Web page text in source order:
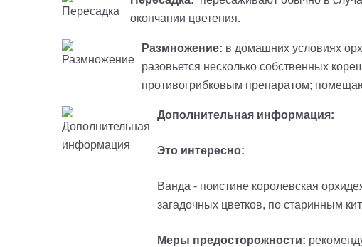
окончании цветения.
Размножение: в домашних условиях
разовьется несколько собственных
противогрибковым препаратом;
Дополнительная информация:
Это интересно:
Ванда - поистине королевская
загадочных цветков, по старинным
Меры предосторожности: